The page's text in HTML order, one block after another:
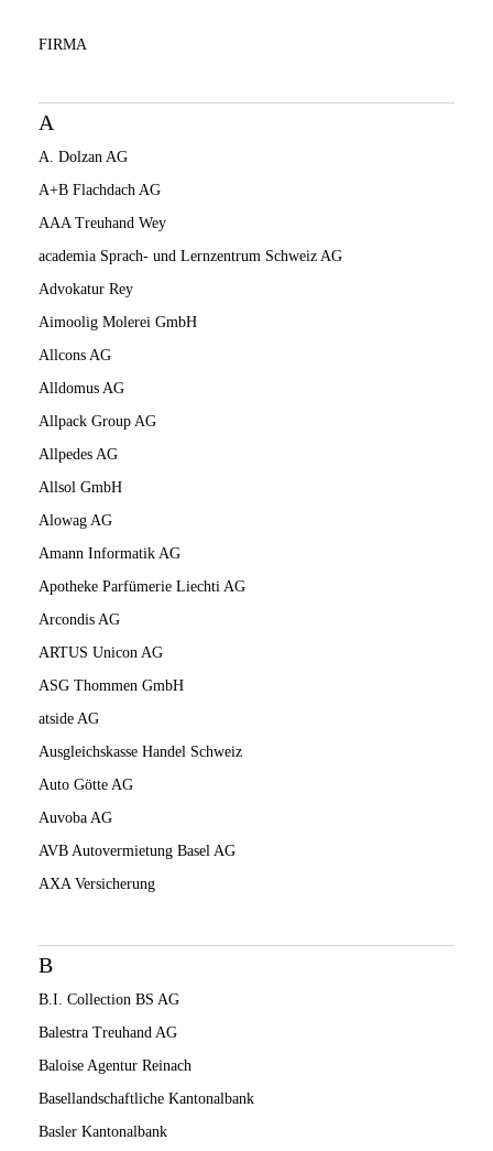
FIRMA
A
A. Dolzan AG
A+B Flachdach AG
AAA Treuhand Wey
academia Sprach- und Lernzentrum Schweiz AG
Advokatur Rey
Aimoolig Molerei GmbH
Allcons AG
Alldomus AG
Allpack Group AG
Allpedes AG
Allsol GmbH
Alowag AG
Amann Informatik AG
Apotheke Parfümerie Liechti AG
Arcondis AG
ARTUS Unicon AG
ASG Thommen GmbH
atside AG
Ausgleichskasse Handel Schweiz
Auto Götte AG
Auvoba AG
AVB Autovermietung Basel AG
AXA Versicherung
B
B.I. Collection BS AG
Balestra Treuhand AG
Baloise Agentur Reinach
Basellandschaftliche Kantonalbank
Basler Kantonalbank